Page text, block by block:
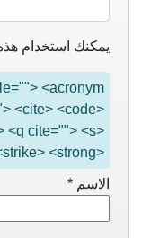
يمكنك استخدام
<acronym
<cite> <code>
<q cite=""> <s>
<strong>
الاسم *